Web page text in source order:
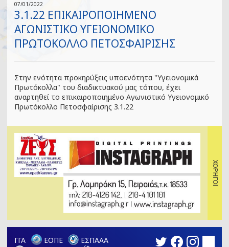
07/01/2022
3.1.22 ΕΠΙΚΑΙΡΟΠΟΙΗΜΕΝΟ
ΑΓΩΝΙΣΤΙΚΟ ΥΓΕΙΟΝΟΜΙΚΟ
ΠΡΩΤΟΚΟΛΛΟ ΠΕΤΟΣΦΑΙΡΙΣΗΣ
Στην ενότητα προκηρύξεις υποενότητα "Υγειονομικά
Πρωτόκολλα" του διαδικτυακού μας τόπου, έχει
αναρτηθεί το επικαιροποιημένο Αγωνιστικό Υγειονομικό
Πρωτόκολλο Πετοσφαίρισης 3.1.22
ΓΓΑ ΕΟΠΕ
ΕΣΠΑΑΑ